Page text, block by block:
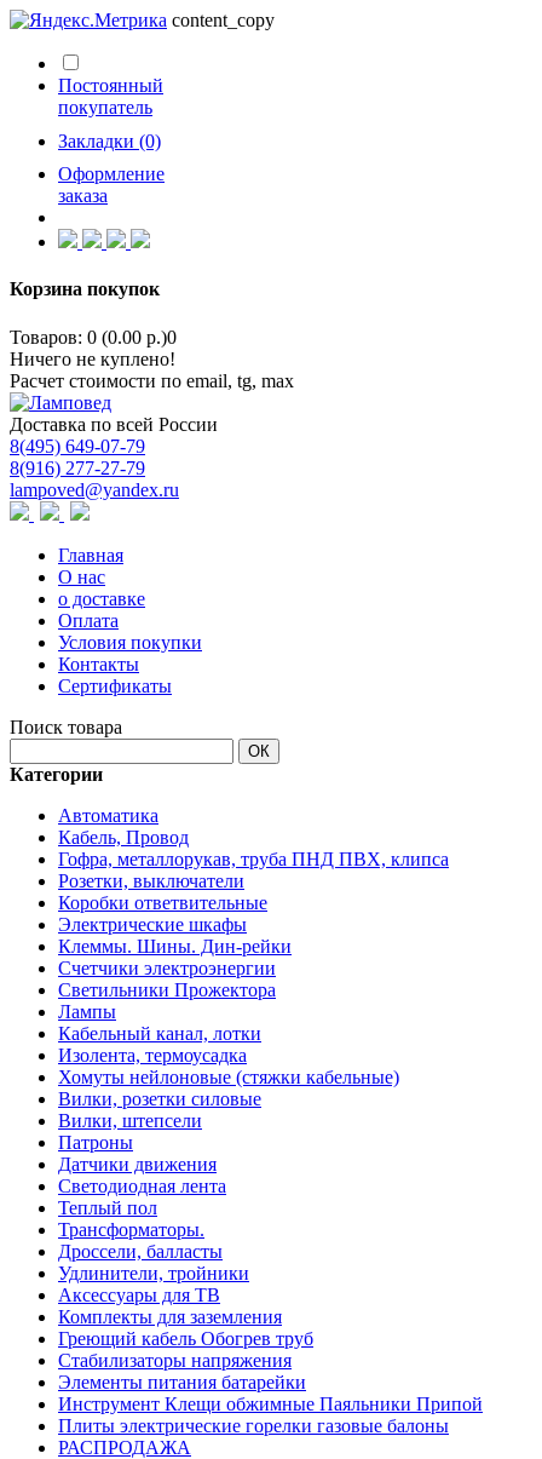
content_copy
Постоянный
покупатель
Закладки (0)
Оформление
заказа
Корзина покупок
Товаров: 0 (0.00 р.)0
Ничего не куплено!
Расчет стоимости по email, tg, max
Доставка по всей России
8(495) 649-07-79
8(916) 277-27-79
lampoved@yandex.ru
Главная
О нас
о доставке
Оплата
Условия покупки
Контакты
Сертификаты
Поиск товара
ОК
Категории
Автоматика
Кабель, Провод
Гофра, металлорукав, труба ПНД ПВХ, клипса
Розетки, выключатели
Коробки ответвительные
Электрические шкафы
Клеммы. Шины. Дин-рейки
Счетчики электроэнергии
Светильники Прожектора
Лампы
Кабельный канал, лотки
Изолента, термоусадка
Хомуты нейлоновые (стяжки кабельные)
Вилки, розетки силовые
Вилки, штепсели
Патроны
Датчики движения
Светодиодная лента
Теплый пол
Трансформаторы.
Дроссели, балласты
Удлинители, тройники
Аксессуары для ТВ
Комплекты для заземления
Греющий кабель Обогрев труб
Стабилизаторы напряжения
Элементы питания батарейки
Инструмент Клещи обжимные Паяльники Припой
Плиты электрические горелки газовые балоны
РАСПРОДАЖА